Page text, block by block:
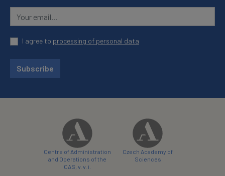
I agree to processing of personal data
Subscribe
Centre of Administration
and Operations of the
CAS, v. v. i.
Czech Academy of
Sciences